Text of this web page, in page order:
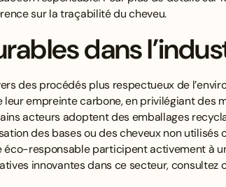
sur la traçabilité du cheveu.
dans
des procédés plus respectueux de
leur empreinte carbone, en privilégiant
acteurs adoptent des emballages
des bases ou des cheveux non
éco-responsable participent activement à
innovantes dans ce secteur, consultez